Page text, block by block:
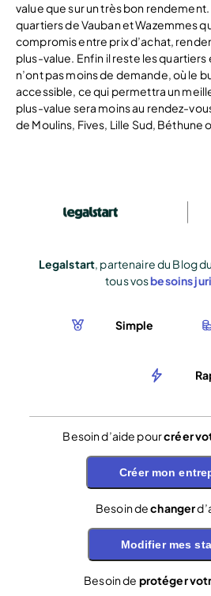
value que sur un très bon
quartiers de Vauban et Wazemmes
compromis entre prix d’achat,
plus-value. Enfin il reste les
n’ont pas moins de demande, où le
accessible, ce qui permettra un
plus-value sera moins au rendez-
de Moulins, Fives, Lille Sud, Béthune
Legalstart, partenaire du Blog
tous vosbesoins
Simple
Besoin d’aide pourcréer
Créer mon
Besoin dechanger
Modifier mes
Besoin de protéger